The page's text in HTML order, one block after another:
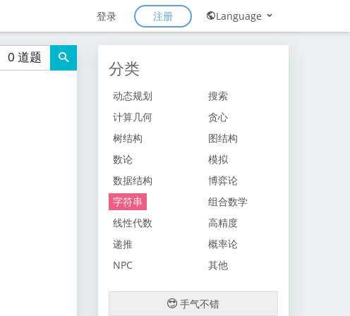
登录 注册 Language
0 道题
分类
动态规划
搜索
计算几何
贪心
树结构
图结构
数论
模拟
数据结构
博弈论
字符串
组合数学
线性代数
高精度
递推
概率论
NPC
其他
手气不错